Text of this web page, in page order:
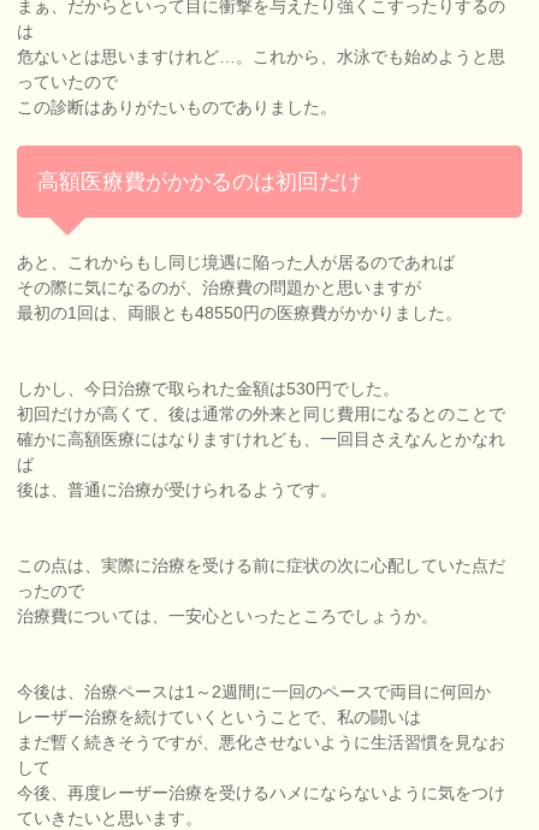
まぁ、だからといって目に衝撃を与えたり強くこすったりするの
は
危ないとは思いますけれど…。これから、水泳でも始めようと思
っていたので
この診断はありがたいものでありました。
高額医療費がかかるのは初回だけ
あと、これからもし同じ境遇に陥った人が居るのであれば
その際に気になるのが、治療費の問題かと思いますが
最初の1回は、両眼とも48550円の医療費がかかりました。
しかし、今日治療で取られた金額は530円でした。
初回だけが高くて、後は通常の外来と同じ費用になるとのことで
確かに高額医療にはなりますけれども、一回目さえなんとかなれ
ば
後は、普通に治療が受けられるようです。
この点は、実際に治療を受ける前に症状の次に心配していた点だ
ったので
治療費については、一安心といったところでしょうか。
今後は、治療ペースは1～2週間に一回のペースで両目に何回か
レーザー治療を続けていくということで、私の闘いは
まだ暫く続きそうですが、悪化させないように生活習慣を見なお
して
今後、再度レーザー治療を受けるハメにならないように気をつけ
ていきたいと思います。